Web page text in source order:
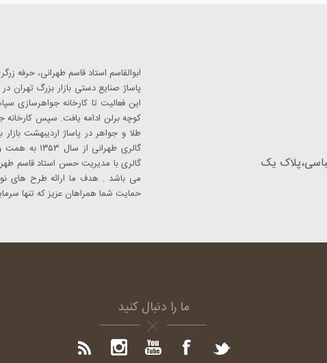
یک
پاساژ صنایع دستی بازار بزرگ
این فعالیت تا کارخانه جواهرسازی
کوچه برلن ادامه یافت. سپس کارخانه
طلا و جواهر در پاساژ اردیبهشت
گالری
گالری با مدیریت حسن استاد قاسم
می باشد . هدف ما ارائه طرح های
حمایت شما همراهان عزیز که تنها
ما را دنبال کنید